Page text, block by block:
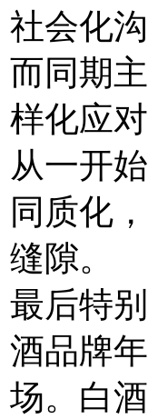
社会化
而同期
样化应
从一开
同质化
缝隙。
最后特
酒品牌
场。白